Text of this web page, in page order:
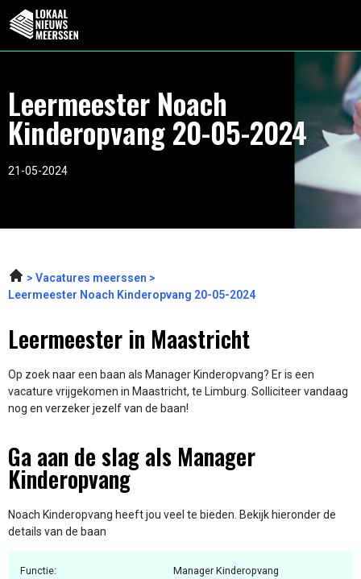
Leermeester Noach
Kinderopvang 20-05-2024
21-05-2024
Vacatures meerssen
Leermeester Noach Kinderopvang 20-05-2024
Leermeester in Maastricht
Op zoek naar een baan als Manager Kinderopvang? Er is een
vacature vrijgekomen in Maastricht, te Limburg. Solliciteer vandaag
nog en verzeker jezelf van de baan!
Ga aan de slag als Manager
Kinderopvang
Noach Kinderopvang heeft jou veel te bieden. Bekijk hieronder de
details van de baan
Functie: Manager Kinderopvang